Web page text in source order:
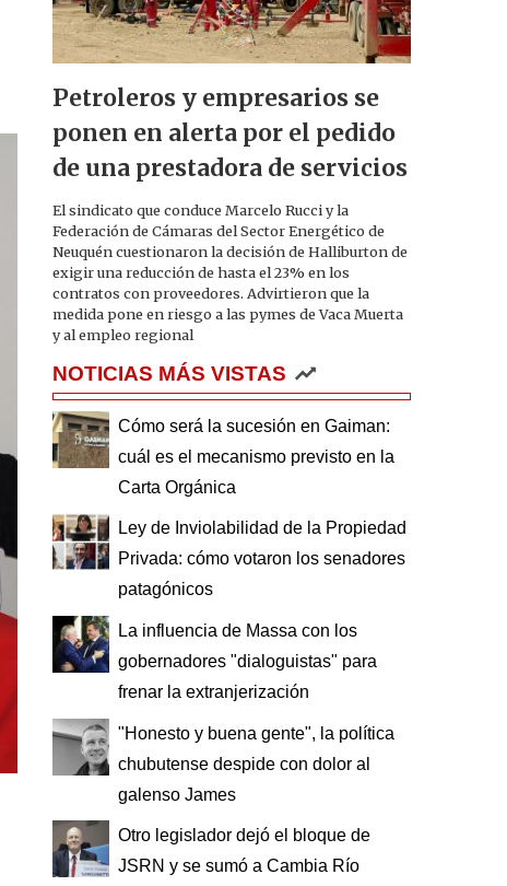
Petroleros y empresarios se
ponen en alerta por el pedido
de una prestadora de servicios
El sindicato que conduce Marcelo Rucci y la
Federación de Cámaras del Sector Energético de
Neuquén cuestionaron la decisión de Halliburton de
exigir una reducción de hasta el 23% en los
contratos con proveedores. Advirtieron que la
medida pone en riesgo a las pymes de Vaca Muerta
y al empleo regional
NOTICIAS MÁS VISTAS
Cómo será la sucesión en Gaiman:
cuál es el mecanismo previsto en la
Carta Orgánica
Ley de Inviolabilidad de la Propiedad
Privada: cómo votaron los senadores
patagónicos
La influencia de Massa con los
gobernadores "dialoguistas" para
frenar la extranjerización
"Honesto y buena gente", la política
chubutense despide con dolor al
galenso James
Otro legislador dejó el bloque de
JSRN y se sumó a Cambia Río